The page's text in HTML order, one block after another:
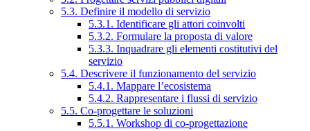
5.3. Definire il modello di servizio
5.3.1. Identificare gli attori coinvolti
5.3.2. Formulare la proposta di valore
5.3.3. Inquadrare gli elementi costitutivi del
servizio
5.4. Descrivere il funzionamento del servizio
5.4.1. Mappare l’ecosistema
5.4.2. Rappresentare i flussi di servizio
5.5. Co-progettare le soluzioni
5.5.1. Workshop di co-progettazione